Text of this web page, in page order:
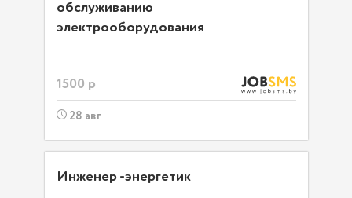
обслуживанию
электрооборудования
1500 р
28 авг
Инженер -энергетик